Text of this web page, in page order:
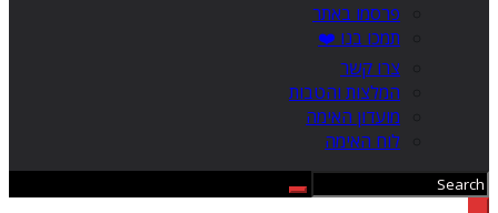
פרסמו באתר
תמכו בנו ❤️
צרו קשר
המלצות והטבות
מועדון האימה
לוח האימה